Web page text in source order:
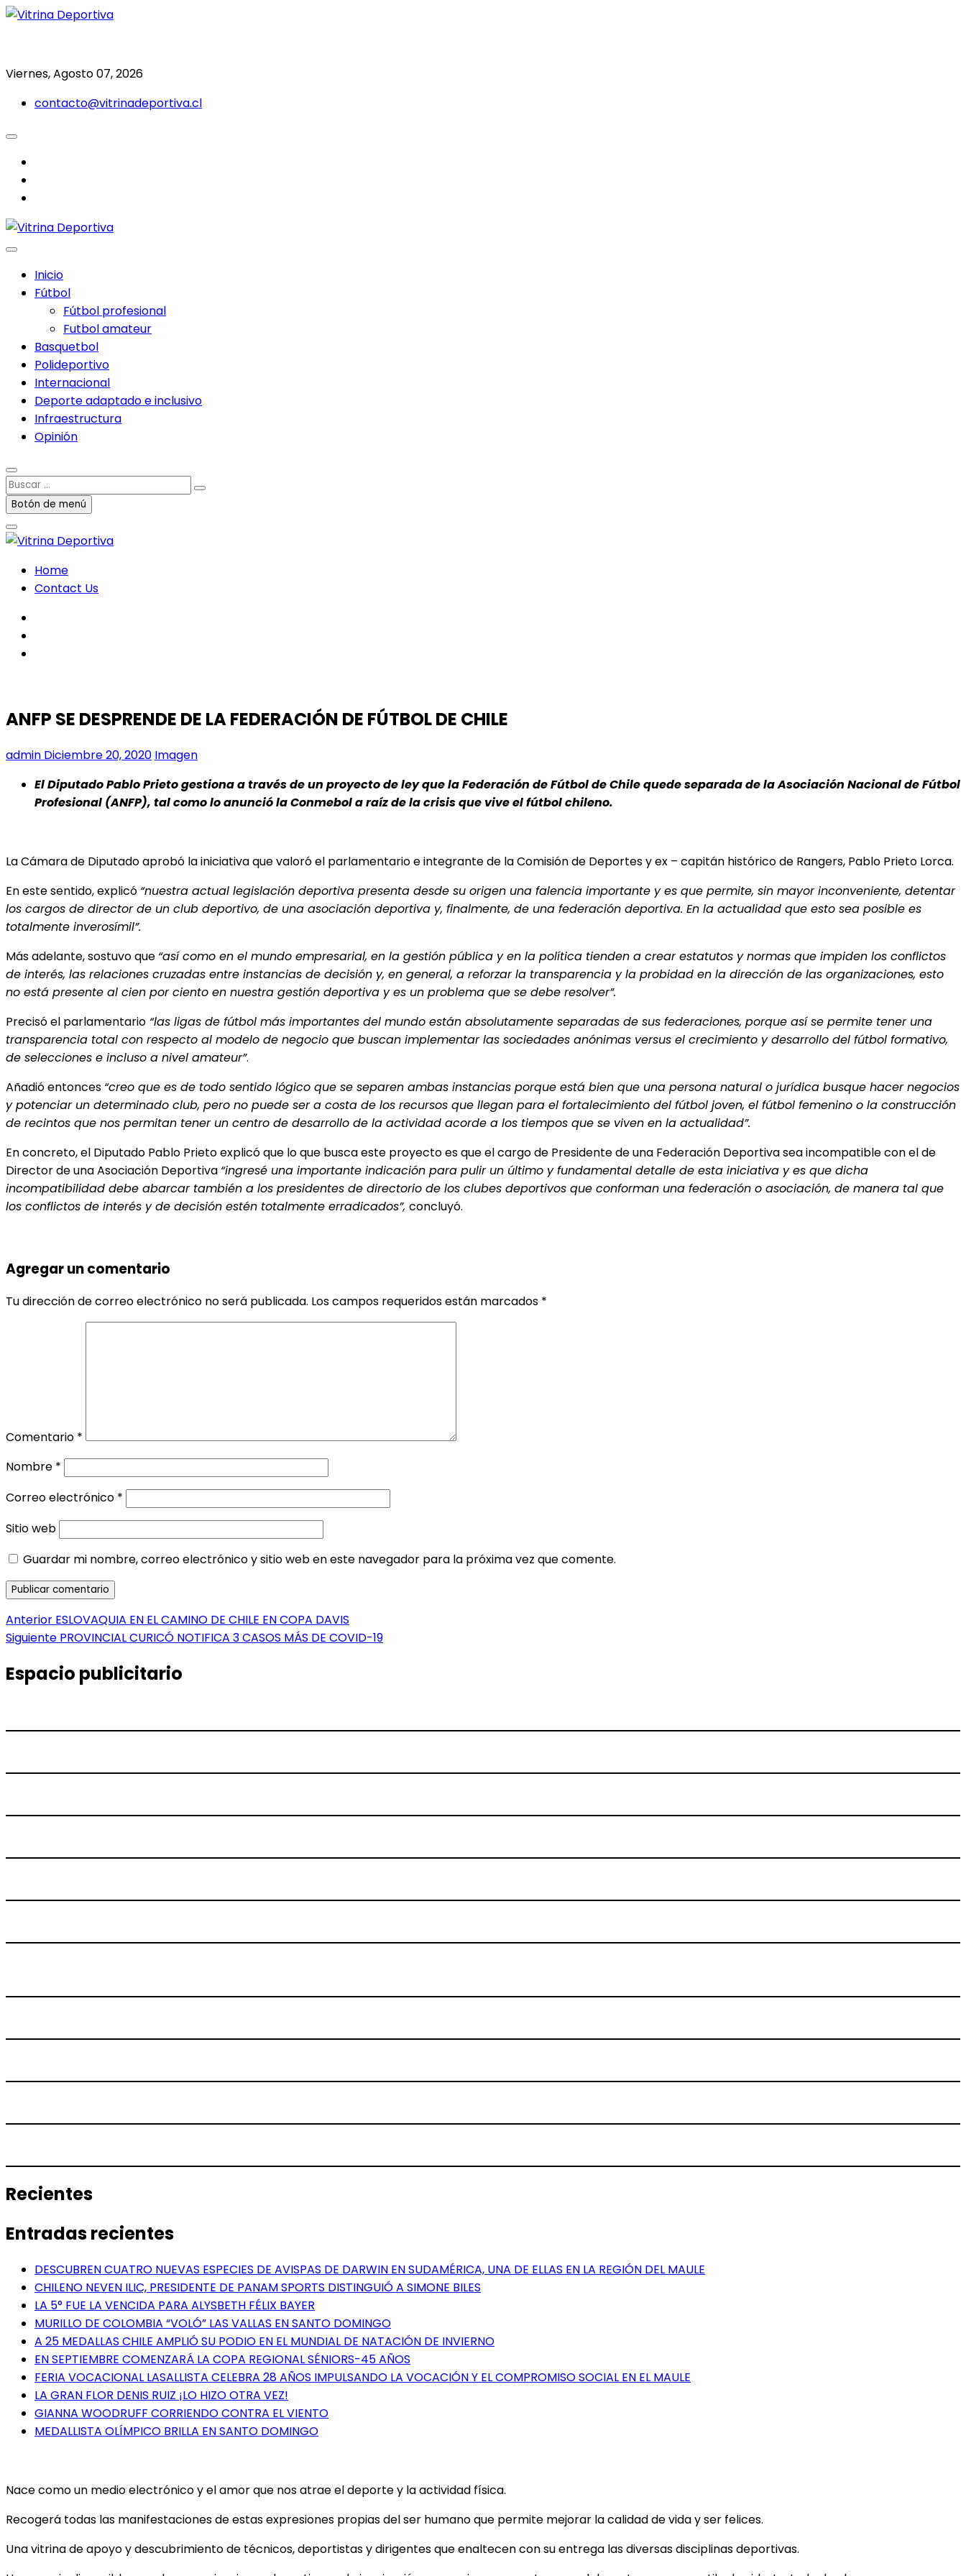
Saltar
Viernes, Agosto 07, 2026
contacto@vitrinadeportiva.cl
Inicio
Fútbol
Fútbol profesional
Futbol amateur
Basquetbol
Polideportivo
Internacional
Deporte adaptado e inclusivo
Infraestructura
Opinión
Buscar
…Botón de menú
Home
Contact Us
ANFP SE DESPRENDE DE LA FEDERACIÓN DE FÚTBOL DE CHILE
admin Diciembre 20, 2020 Imagen
El Diputado Pablo Prieto gestiona a través de un proyecto de ley que la Federación de Fútbol de Chile quede separada de la Asociación Nacional de Fútbol
Profesional (ANFP), tal como lo anunció la Conmebol a raíz de la crisis que vive el fútbol chileno.
La Cámara de Diputado aprobó la iniciativa que valoró el parlamentario e integrante de la Comisión de Deportes y ex – capitán histórico de Rangers, Pablo Prieto Lorca.
En este sentido, explicó “nuestra actual legislación deportiva presenta desde su origen una falencia importante y es que permite, sin mayor inconveniente, detentar
los cargos de director de un club deportivo, de una asociación deportiva y, finalmente, de una federación deportiva. En la actualidad que esto sea posible es
totalmente inverosímil”.
Más adelante, sostuvo que “así como en el mundo empresarial, en la gestión pública y en la política tienden a crear estatutos y normas que impiden los conflictos
de interés, las relaciones cruzadas entre instancias de decisión y, en general, a reforzar la transparencia y la probidad en la dirección de las organizaciones, esto
no está presente al cien por ciento en nuestra gestión deportiva y es un problema que se debe resolver”.
Precisó el parlamentario “las ligas de fútbol más importantes del mundo están absolutamente separadas de sus federaciones, porque así se permite tener una
transparencia total con respecto al modelo de negocio que buscan implementar las sociedades anónimas versus el crecimiento y desarrollo del fútbol formativo,
de selecciones e incluso a nivel amateur”.
Añadió entonces “creo que es de todo sentido lógico que se separen ambas instancias porque está bien que una persona natural o jurídica busque hacer negocios
y potenciar un determinado club, pero no puede ser a costa de los recursos que llegan para el fortalecimiento del fútbol joven, el fútbol femenino o la construcción
de recintos que nos permitan tener un centro de desarrollo de la actividad acorde a los tiempos que se viven en la actualidad”.
En concreto, el Diputado Pablo Prieto explicó que lo que busca este proyecto es que el cargo de Presidente de una Federación Deportiva sea incompatible con el de
Director de una Asociación Deportiva “ingresé una importante indicación para pulir un último y fundamental detalle de esta iniciativa y es que dicha
incompatibilidad debe abarcar también a los presidentes de directorio de los clubes deportivos que conforman una federación o asociación, de manera tal que
los conflictos de interés y de decisión estén totalmente erradicados”, concluyó.
Agregar un comentario
Tu dirección de correo electrónico no será publicada. Los campos requeridos están marcados *
Comentario *
Nombre *
Correo electrónico *
Sitio web
Guardar mi nombre, correo electrónico y sitio web en este navegador para la próxima vez que comente.
Navegación
de
entradas
Anterior Entrada
anterior:
ESLOVAQUIA EN EL CAMINO DE CHILE EN COPA DAVIS
Siguiente Entrada
PROVINCIAL CURICÓ NOTIFICA 3 CASOS MÁS DE COVID-19
Espacio publicitario
Recientes
Entradas recientes
DESCUBREN CUATRO NUEVAS ESPECIES DE AVISPAS DE DARWIN EN SUDAMÉRICA, UNA DE ELLAS EN LA REGIÓN DEL MAULE
CHILENO NEVEN ILIC, PRESIDENTE DE PANAM SPORTS DISTINGUIÓ A SIMONE BILES
LA 5° FUE LA VENCIDA PARA ALYSBETH FÉLIX BAYER
MURILLO DE COLOMBIA “VOLÓ” LAS VALLAS EN SANTO DOMINGO
A 25 MEDALLAS CHILE AMPLIÓ SU PODIO EN EL MUNDIAL DE NATACIÓN DE INVIERNO
EN SEPTIEMBRE COMENZARÁ LA COPA REGIONAL SÉNIORS-45 AÑOS
FERIA VOCACIONAL LASALLISTA CELEBRA 28 AÑOS IMPULSANDO LA VOCACIÓN Y EL COMPROMISO SOCIAL EN EL MAULE
LA GRAN FLOR DENIS RUIZ ¡LO HIZO OTRA VEZ!
GIANNA WOODRUFF CORRIENDO CONTRA EL VIENTO
MEDALLISTA OLÍMPICO BRILLA EN SANTO DOMINGO
Nace como un medio electrónico y el amor que nos atrae el deporte y la actividad física.
Recogerá todas las manifestaciones de estas expresiones propias del ser humano que permite mejorar la calidad de vida y ser felices.
Una vitrina de apoyo y descubrimiento de técnicos, deportistas y dirigentes que enaltecen con su entrega las diversas disciplinas deportivas.